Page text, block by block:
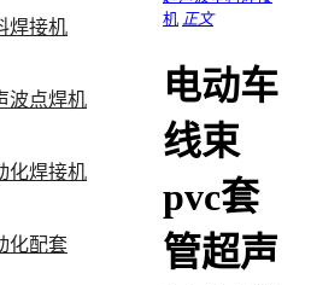
焊接机
波点焊机
化焊接机
化配套
机 正文
电动车
线束
pvc套
管超声